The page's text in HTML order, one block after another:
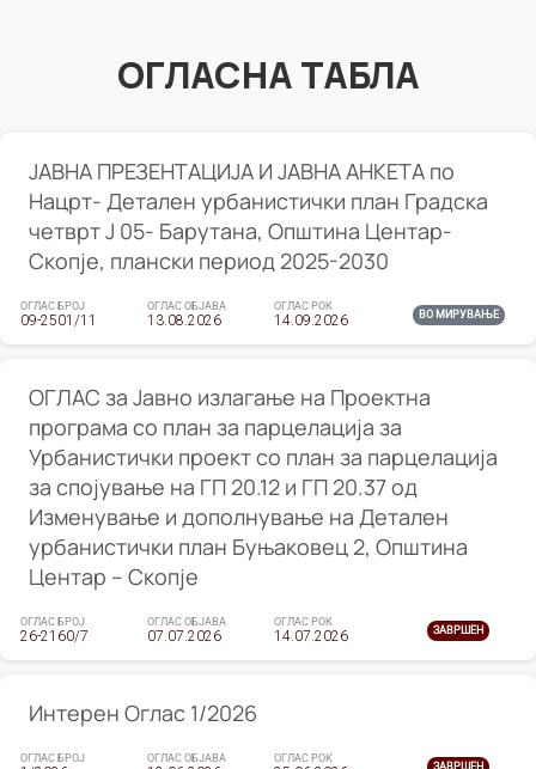
ОГЛАСНА ТАБЛА
ЈАВНА ПРЕЗЕНТАЦИЈА И ЈАВНА АНКЕТА по
Нацрт- Детален урбанистички план Градска
четврт Ј 05- Барутана, Општина Центар-
Скопје, плански период 2025-2030
ОГЛАС БРОЈ
09-2501/11
ОГЛАС ОБЈАВА
13.08.2026
ОГЛАС РОК
14.09.2026 ВО МИРУВАЊЕ
ОГЛАС за Јавно излагање на Проектна
програма со план за парцелација за
Урбанистички проект со план за парцелација
за спојување на ГП 20.12 и ГП 20.37 од
Изменување и дополнување на Детален
урбанистички план Буњаковец 2, Општина
Центар – Скопје
ОГЛАС БРОЈ
26-2160/7
ОГЛАС ОБЈАВА
07.07.2026
ОГЛАС РОК
14.07.2026 ЗАВРШЕН
Интерен Оглас 1/2026
ОГЛАС БРОЈ ОГЛАС ОБЈАВА ОГЛАС РОК
ЗАВРШЕН